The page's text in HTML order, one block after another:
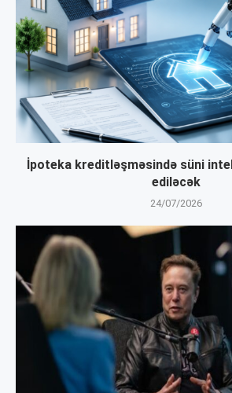
İpoteka kreditləşməsində süni
ediləcək
24/07/2026